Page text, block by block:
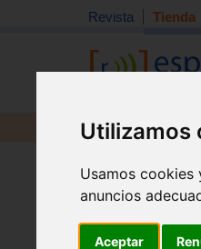
Utilizamos
Usamos
anuncios
Aceptar
Revista Tienda
Revista